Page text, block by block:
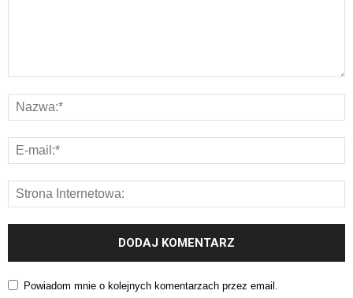
Powiadom mnie o kolejnych komentarzach przez email.